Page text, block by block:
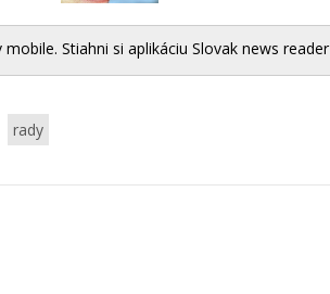
Stiahni si aplikáciu Slovak news reader
rady